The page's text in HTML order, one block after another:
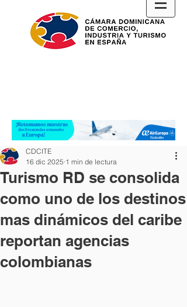
Turismo RD se consolida
como uno de los destinos
mas dinámicos del caribe
reportan agencias
colombianas
CDCITE
16 dic 2025 1 min de lectura